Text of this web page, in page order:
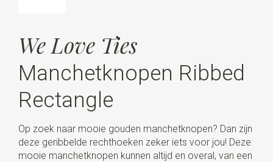
We Love Ties
Manchetknopen Ribbed
Rectangle
Op zoek naar mooie gouden manchetknopen? Dan zijn
deze geribbelde rechthoeken zeker iets voor jou! Deze
mooie manchetknopen kunnen altijd en overal, van een